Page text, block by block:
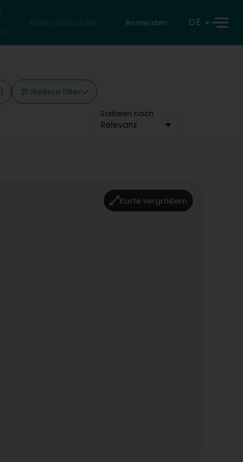
Rückwärtssuche Anmelden DE
Weitere Filter
Sortieren nach
Relevanz
Karte vergrößern